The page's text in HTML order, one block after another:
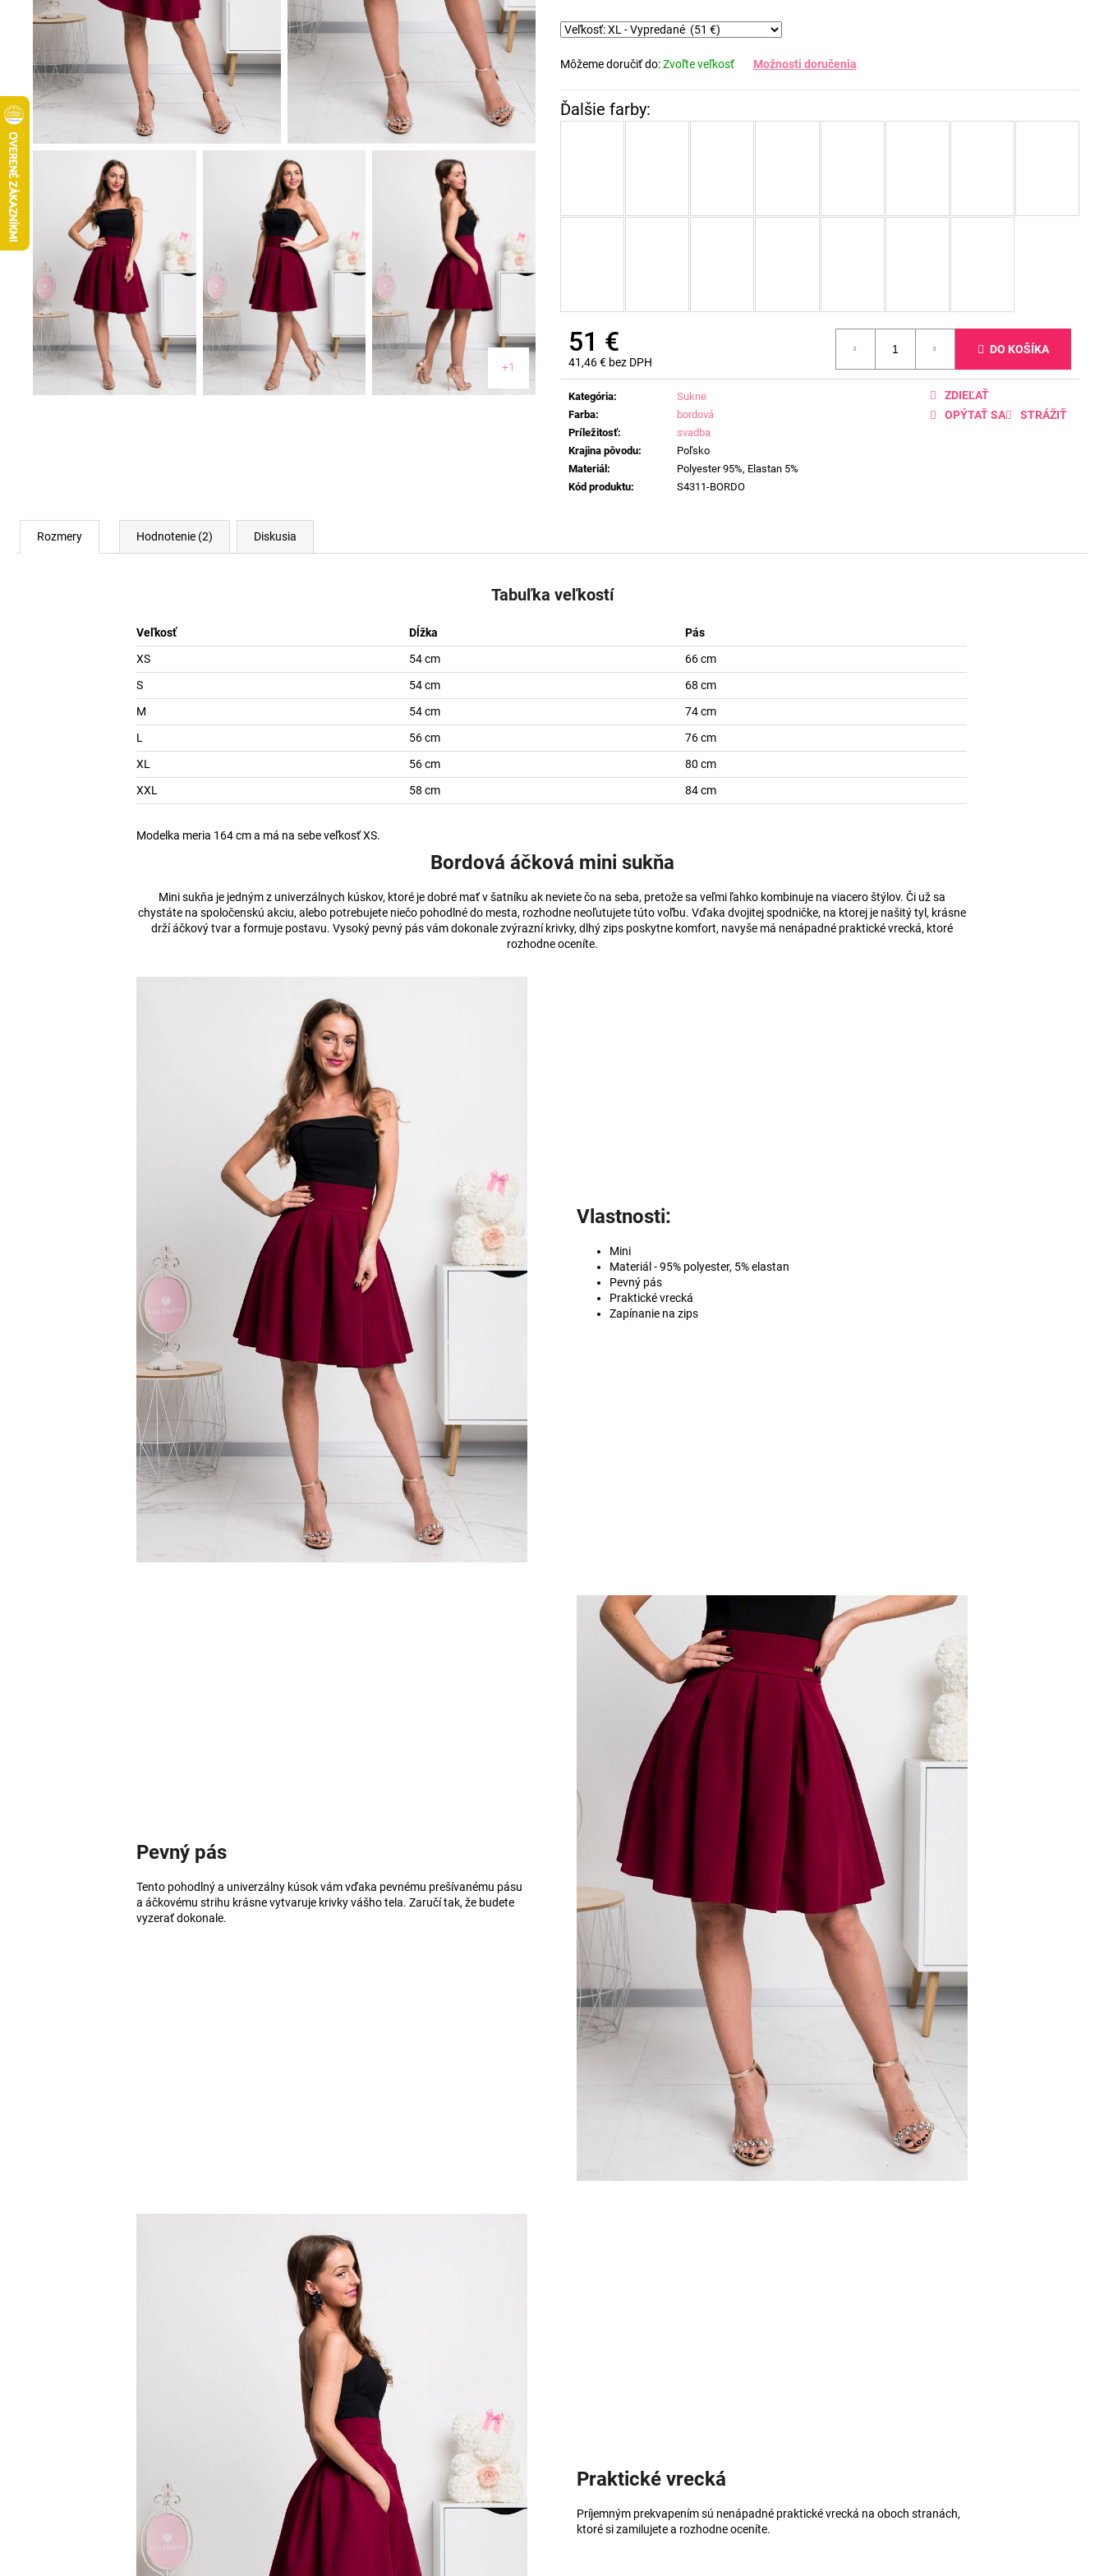
Môžeme doručiť do:Zvoľte veľkosť Možnosti doručenia
51 €
41,46 € bez DPH
Jednotková
cena:
DO KOŠÍKA
Kategória:
Sukne
Farba:
bordová
Príležitosť:
svadba
Krajina pôvodu:
Poľsko
Materiál:
Polyester 95%, Elastan 5%
Kód produktu: S4311-BORDO
OPÝTAŤ SA STRÁŽIŤ
ZDIEĽAŤ
+1
Rozmery Hodnotenie (2) Diskusia
Tabuľka veľkostí
Veľkosť Dĺžka
Pás
XS
54 cm
66 cm
S
54 cm
68 cm
M
54 cm
74 cm
L
56 cm
76 cm
XL
56 cm
80 cm
XXL
58 cm 84 cm
Modelka meria 164 cm a má na sebe veľkosť XS.
Bordová áčková mini sukňa
Mini sukňa je jedným z univerzálnych kúskov, ktoré je dobré mať v šatníku ak neviete čo na seba, pretože sa veľmi ľahko kombinuje na viacero štýlov. Či už sa
chystáte na spoločenskú akciu, alebo potrebujete niečo pohodlné do mesta, rozhodne neoľutujete túto voľbu. Vďaka dvojitej spodničke, na ktorej je našitý tyl, krásne
drží áčkový tvar a formuje postavu. Vysoký pevný pás vám dokonale zvýrazní krivky, dlhý zips poskytne komfort, navyše má nenápadné praktické vrecká, ktoré
rozhodne oceníte.
Vlastnosti:
Mini
Materiál - 95% polyester, 5% elastan
Pevný pás
Praktické vrecká
Zapínanie na zips
Pevný pás
Tento pohodlný a univerzálny kúsok vám vďaka pevnému prešívanému pásu
a áčkovému strihu krásne vytvaruje krivky vášho tela. Zaručí tak, že budete
vyzerať dokonale.
Praktické vrecká
Príjemným prekvapením sú nenápadné praktické vrecká na oboch stranách,
ktoré si zamilujete a rozhodne oceníte.